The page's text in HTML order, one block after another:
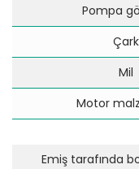
Pompa
Çark
Mil
Motor
Emiş tarafında